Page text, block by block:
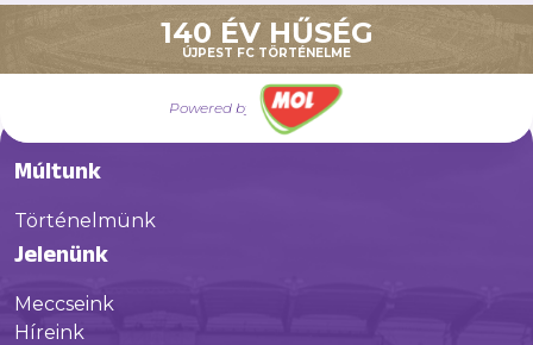
140 ÉV HŰSÉG
ÚJPEST FC TÖRTÉNELME
Powered by
Múltunk
Történelmünk
Jelenünk
Meccseink
Híreink